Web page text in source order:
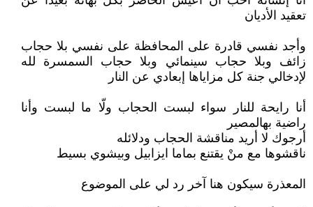
تعقيد الأديان
وأجد نفسي قادرة على المحافظة على نفسي بلا حجاب
زائف وبلا حجاب سينمائي وبلا حجاب السمسرة لله
لإدخالي جنة كل مزاياها إبعادي عن النار
أنا رايحة للنار سواء لبست الحجاب ولّا ما لبست وأنا
راضية بهالمصير
أرجوك لا أريد مناقشة الحجاب ودلائله
ناقشوها مع منْ يقتنع بماما ايزابيل وبيشوي بسيط
المعذرة سيكون هنا آخر رد لي على الموضوع